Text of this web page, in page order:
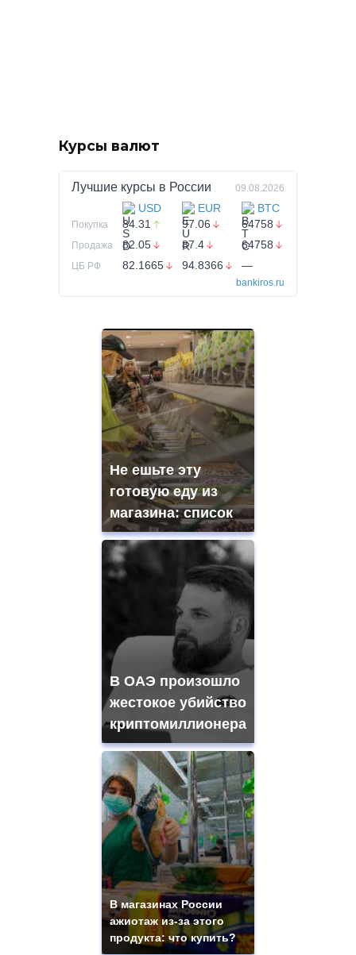
Курсы валют
Лучшие курсы в России 09.08.2026
USD EUR BTC
Покупка 84.31 97.06 64758
Продажа 82.05 87.4 64758
ЦБ РФ 82.1665 94.8366 —
bankiros.ru
Не ешьте эту
готовую еду из
магазина: список
В ОАЭ произошло
жестокое убийство
криптомиллионера
В магазинах России
ажиотаж из-за этого
продукта: что купить?